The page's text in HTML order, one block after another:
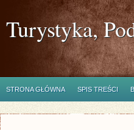
Turystyka,
STRONA GŁÓWNA SPIS TREŚCI